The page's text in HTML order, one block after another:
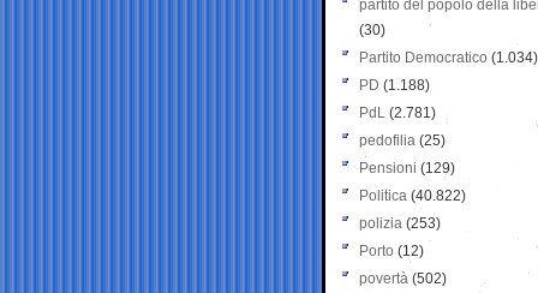
partito del popolo della
(30)
Partito Democratico (1.034)
PD (1.188)
PdL (2.781)
pedofilia (25)
Pensioni (129)
Politica (40.822)
polizia (253)
Porto (12)
povertà (502)